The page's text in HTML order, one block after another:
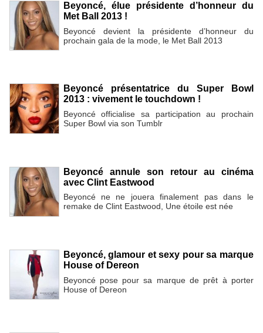
Beyoncé, élue présidente d’honneur du
Met Ball 2013 !
Beyoncé devient la présidente d’honneur du
prochain gala de la mode, le Met Ball 2013
Beyoncé présentatrice du Super Bowl
2013 : vivement le touchdown !
Beyoncé officialise sa participation au prochain
Super Bowl via son Tumblr
Beyoncé annule son retour au cinéma
avec Clint Eastwood
Beyoncé ne ne jouera finalement pas dans le
remake de Clint Eastwood, Une étoile est née
Beyoncé, glamour et sexy pour sa marque
House of Dereon
Beyoncé pose pour sa marque de prêt à porter
House of Dereon